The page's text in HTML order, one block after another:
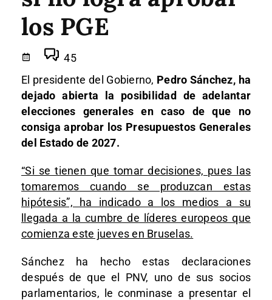
los PGE
45
El presidente del Gobierno, Pedro Sánchez, ha
dejado abierta la posibilidad de adelantar
elecciones generales en caso de que no
consiga aprobar los Presupuestos Generales
del Estado de 2027.
“Si se tienen que tomar decisiones, pues las
tomaremos cuando se produzcan estas
hipótesis”, ha indicado a los medios a su
llegada a la cumbre de líderes europeos que
comienza este jueves en Bruselas.
Sánchez ha hecho estas declaraciones
después de que el PNV, uno de sus socios
parlamentarios, le conminase a presentar el